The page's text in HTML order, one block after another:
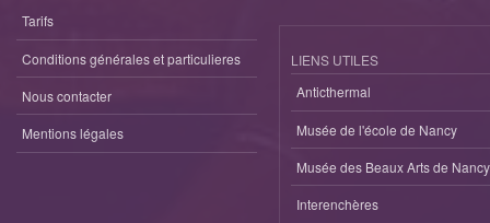
Tarifs
Conditions générales et particulieres
Nous contacter
Mentions légales
LIENS UTILES
Anticthermal
Musée de l'école de Nancy
Musée des Beaux Arts de Nancy
Interenchères